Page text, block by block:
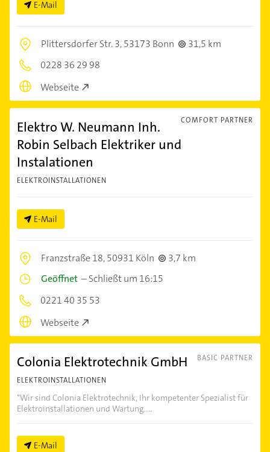
E-Mail
Plittersdorfer Str. 3,53173 Bonn
31,5 km
0228 36 29 98
Webseite
COMFORT PARTNER
Elektro W. Neumann Inh.
Robin Selbach Elektriker und
Instalationen
ELEKTROINSTALLATIONEN
E-Mail
Franzstraße 18,50931 Köln
3,7 km
Geöffnet –Schließt um 16:15
0221 40 35 53
Webseite
BASIC PARTNER
Colonia Elektrotechnik GmbH
ELEKTROINSTALLATIONEN
"Wir sind Colonia Elektrotechnik, Ihr kompetenter Spezialist für
Elektroinstallationen und Wartung.....
E-Mail